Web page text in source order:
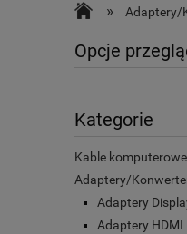
» Adaptery/
Opcje
Kategorie
Kable komputerowe
Adaptery/
Adaptery
Adaptery HDMI